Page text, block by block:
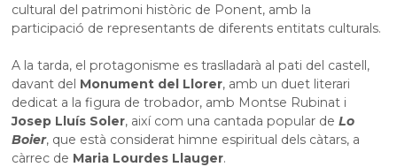
cultural del patrimoni històric de Ponent, amb la
participació de representants de diferents entitats culturals.
A la tarda, el protagonisme es traslladarà al pati del castell,
davant del Monument del Llorer, amb un duet literari
dedicat a la figura de trobador, amb Montse Rubinat i
Josep Lluís Soler, així com una cantada popular deLo
Boier, que està considerat himne espiritual dels càtars, a
càrrec de Maria Lourdes Llauger.